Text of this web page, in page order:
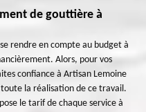
de gouttière à
rendre en compte au budget à
Alors, pour vos
confiance à Artisan Lemoine
la réalisation de ce travail.
le tarif de chaque service à